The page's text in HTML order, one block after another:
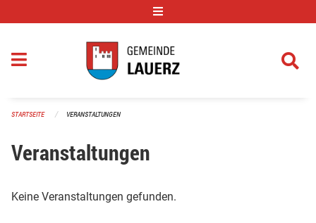
STARTSEITE VERANSTALTUNGEN
Veranstaltungen
Keine Veranstaltungen gefunden.